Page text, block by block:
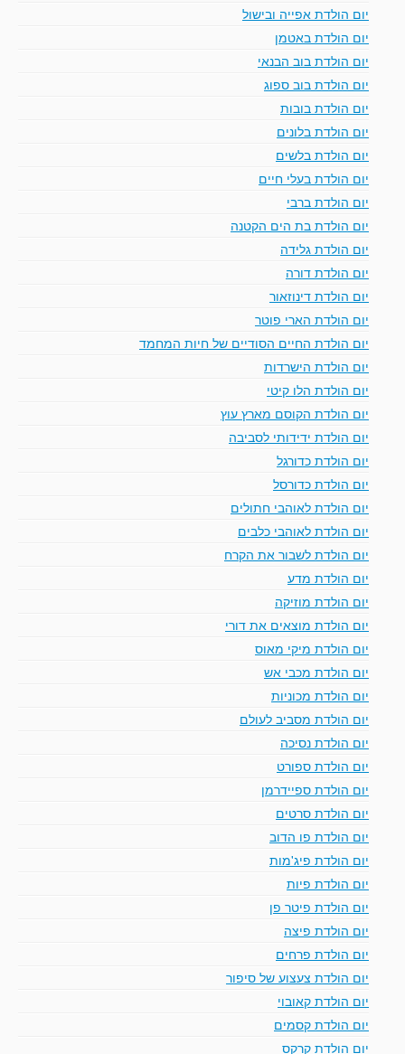
יום הולדת אפייה ובישול
יום הולדת באטמן
יום הולדת בוב הבנאי
יום הולדת בוב ספוג
יום הולדת בובות
יום הולדת בלונים
יום הולדת בלשים
יום הולדת בעלי חיים
יום הולדת ברבי
יום הולדת בת הים הקטנה
יום הולדת גלידה
יום הולדת דורה
יום הולדת דינוזאור
יום הולדת הארי פוטר
יום הולדת החיים הסודיים של חיות המחמד
יום הולדת הישרדות
יום הולדת הלו קיטי
יום הולדת הקוסם מארץ עוץ
יום הולדת ידידותי לסביבה
יום הולדת כדורגל
יום הולדת כדורסל
יום הולדת לאוהבי חתולים
יום הולדת לאוהבי כלבים
יום הולדת לשבור את הקרח
יום הולדת מדע
יום הולדת מוזיקה
יום הולדת מוצאים את דורי
יום הולדת מיקי מאוס
יום הולדת מכבי אש
יום הולדת מכוניות
יום הולדת מסביב לעולם
יום הולדת נסיכה
יום הולדת ספורט
יום הולדת ספיידרמן
יום הולדת סרטים
יום הולדת פו הדוב
יום הולדת פיג'מות
יום הולדת פיות
יום הולדת פיטר פן
יום הולדת פיצה
יום הולדת פרחים
יום הולדת צעצוע של סיפור
יום הולדת קאובוי
יום הולדת קסמים
יום הולדת קרקס